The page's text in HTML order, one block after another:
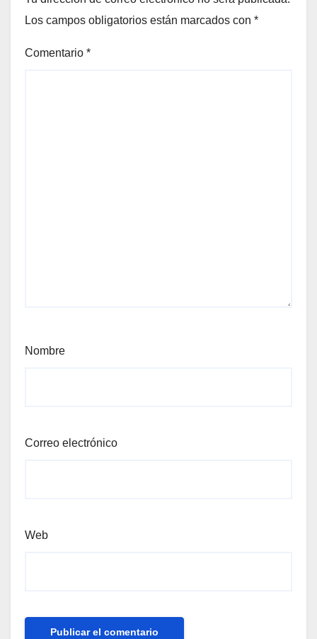
Los campos obligatorios están marcados con *
Comentario *
Nombre
Correo electrónico
Web